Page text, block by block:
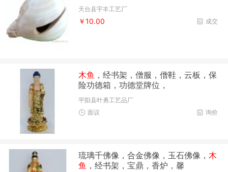
天台县宇丰工艺厂
成交
￥10.00
木鱼 ，经书架，僧服，僧鞋，云板，保
险功德箱，功德堂牌位，
平阳县叶勇工艺品厂
询价
面议
琉璃千佛像，合金佛像，玉石佛像，木
鱼 ，经书架，宝鼎，香炉，馨